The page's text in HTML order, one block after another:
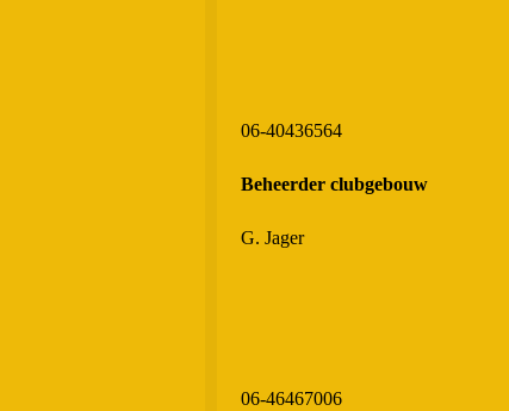
06-40436564
Beheerder clubgebouw
G. Jager
06-46467006